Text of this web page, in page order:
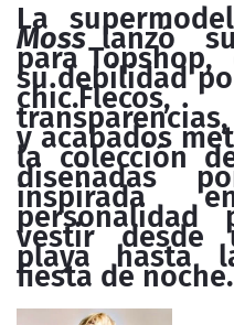
La
Mosslanzó su
para
su debilidad
y acabados
la colección
diseñadas
inspirada
personalidad
vestir desde
playa hasta
fiesta de noche.